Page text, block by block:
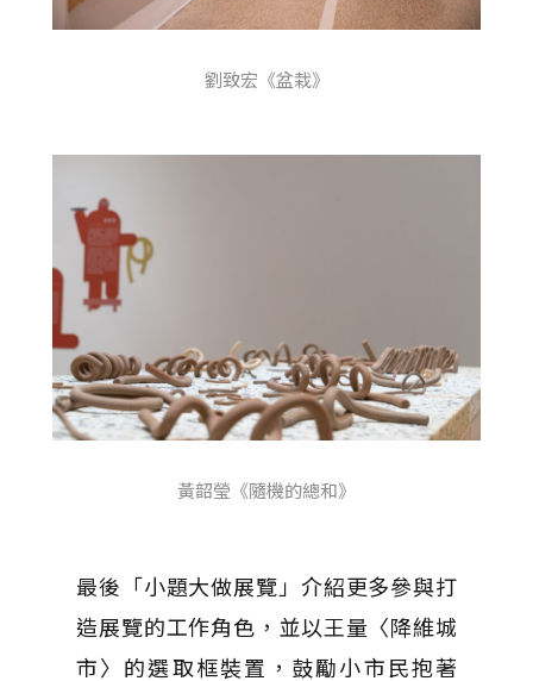
劉致宏《盆栽》
黃韶瑩《隨機的總和》
最後「小題大做展覽」介紹更多參與打
造展覽的工作角色，並以王量〈降維城
市〉的選取框裝置，鼓勵小市民抱著